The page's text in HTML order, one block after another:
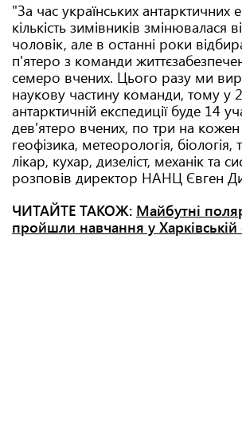
"За час українських антарктичних
кількість зимівників змінювалася
чоловік, але в останні роки
п'ятеро з команди
семеро вчених. Цього разу ми
наукову частину команди, тому у
антарктичній експедиції буде 14
дев'ятеро вчених, по три на
геофізика, метеорологія, біологія,
лікар, кухар, дизеліст, механік та
розповів директор НАНЦ Євген
ЧИТАЙТЕ ТАКОЖ: Майбутні
пройшли навчання у Харківській